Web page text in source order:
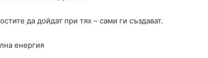
да дойдат при тях – сами ги създават.
енергия